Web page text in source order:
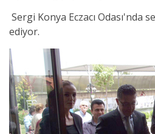
Sergi Konya Eczacı Odası'nda
ediyor.